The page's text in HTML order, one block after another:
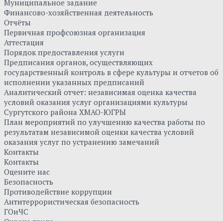
Муниципальное задание
Финансово-хозяйственная деятельность
Отчёты
Первичная профсоюзная организация
Аттестация
Порядок предоставления услуги
Предписания органов, осуществляющих
государственный контроль в сфере культуры и отчетов об
исполнении указанных предписаний
Аналитический отчет: независимая оценка качества
условий оказания услуг организациями культуры
Сургутского района ХМАО-ЮГРЫ
План мероприятий по улучшению качества работы по
результатам независимой оценки качества условий
оказания услуг по устранению замечаний
Контакты
Контакты
Оцените нас
Безопасность
Противодействие коррупции
Антитеррористическая безопасность
ГОиЧС